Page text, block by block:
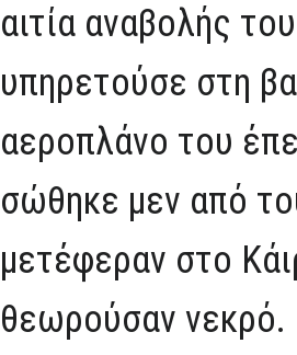
αιτία αναβολής
υπηρετούσε στη
αεροπλάνο του
σώθηκε μεν από
μετέφεραν στο
θεωρούσαν νεκρό.